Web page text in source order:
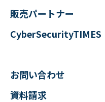
販売パートナー
CyberSecurityTIMES
お問い合わせ
資料請求